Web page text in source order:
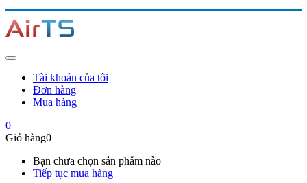
Tài khoản của tôi
Đơn hàng
Mua hàng
0
Giỏ hàng0
Bạn chưa chọn sản phẩm nào
Tiếp tục mua hàng